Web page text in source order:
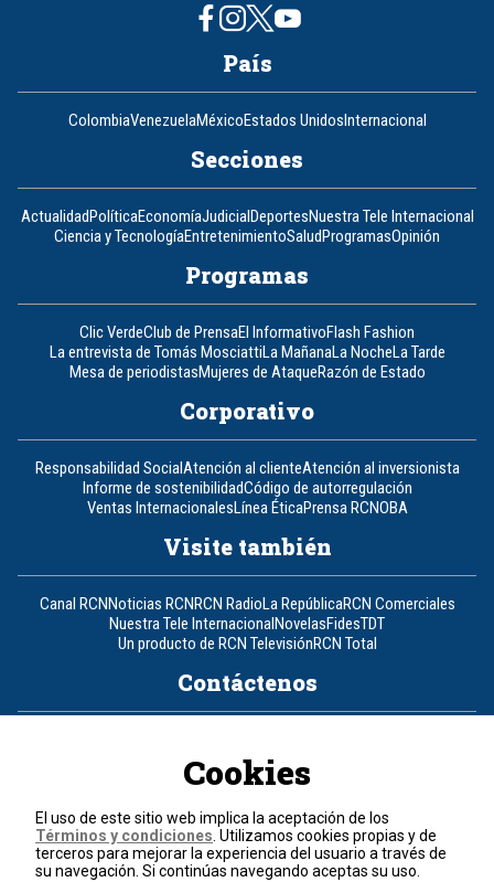
País
ColombiaVenezuelaMéxicoEstados UnidosInternacional
Secciones
ActualidadPolíticaEconomíaJudicialDeportesNuestra Tele Internacional
Ciencia y TecnologíaEntretenimientoSaludProgramasOpinión
Programas
Clic VerdeClub de PrensaEl InformativoFlash Fashion
La entrevista de Tomás MosciattiLa MañanaLa NocheLa Tarde
Mesa de periodistasMujeres de AtaqueRazón de Estado
Corporativo
Responsabilidad SocialAtención al clienteAtención al inversionista
Informe de sostenibilidadCódigo de autorregulación
Ventas InternacionalesLínea ÉticaPrensa RCNOBA
Visite también
Canal RCNNoticias RCNRCN RadioLa RepúblicaRCN Comerciales
Nuestra Tele InternacionalNovelasFidesTDT
Un producto de RCN TelevisiónRCN Total
Contáctenos
Política de cookies
Términos y condiciones
© 2026, RCN Medios.
Cookies
El uso de este sitio web implica la aceptación de los
Términos y condiciones . Utilizamos cookies propias y de
terceros para mejorar la experiencia del usuario a través de
su navegación. Si continúas navegando aceptas su uso.